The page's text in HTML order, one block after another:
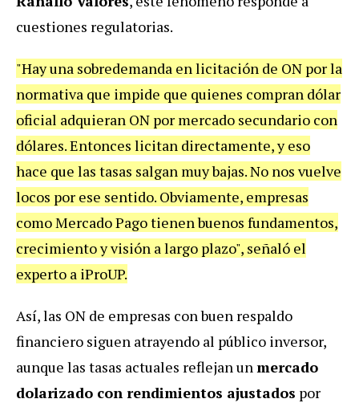
cuestiones regulatorias.
"Hay una sobredemanda en licitación de ON por la
normativa que impide que quienes compran dólar
oficial adquieran ON por mercado secundario con
dólares. Entonces licitan directamente, y eso
hace que las tasas salgan muy bajas. No nos vuelve
locos por ese sentido. Obviamente, empresas
como Mercado Pago tienen buenos fundamentos,
crecimiento y visión a largo plazo", señaló el
experto a iProUP.
Así, las ON de empresas con buen respaldo
financiero siguen atrayendo al público inversor,
aunque las tasas actuales reflejan un mercado
dolarizado con rendimientos ajustados por